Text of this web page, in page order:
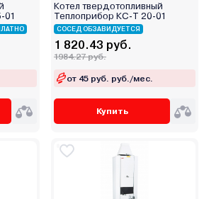
01
Котел твердотопливный
Теплоприбор КС-Т 20-01
СОСЕД ОБЗАВИДУЕТСЯ
1 820.43 руб.
1984.27 руб.
от 45 руб. руб./мес.
Купить